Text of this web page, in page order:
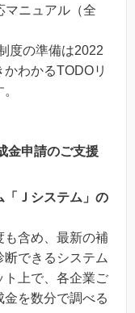
マニュアル（全
度の準備は2022
わかるTODOリ
金申請のご支援
「Ｊシステム」の
も含め、最新の補
できるシステム
ト上で、各企業ご
を数分で調べる